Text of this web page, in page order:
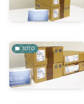
TOTO